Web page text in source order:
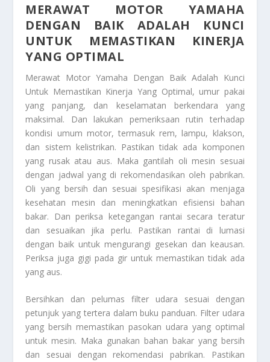
MERAWAT MOTOR YAMAHA
DENGAN BAIK ADALAH KUNCI
UNTUK MEMASTIKAN KINERJA
YANG OPTIMAL
Merawat Motor Yamaha Dengan Baik Adalah Kunci
Untuk Memastikan Kinerja Yang Optimal, umur pakai
yang panjang, dan keselamatan berkendara yang
maksimal. Dan lakukan pemeriksaan rutin terhadap
kondisi umum motor, termasuk rem, lampu, klakson,
dan sistem kelistrikan. Pastikan tidak ada komponen
yang rusak atau aus. Maka gantilah oli mesin sesuai
dengan jadwal yang di rekomendasikan oleh pabrikan.
Oli yang bersih dan sesuai spesifikasi akan menjaga
kesehatan mesin dan meningkatkan efisiensi bahan
bakar. Dan periksa ketegangan rantai secara teratur
dan sesuaikan jika perlu. Pastikan rantai di lumasi
dengan baik untuk mengurangi gesekan dan keausan.
Periksa juga gigi pada gir untuk memastikan tidak ada
yang aus.
Bersihkan dan pelumas filter udara sesuai dengan
petunjuk yang tertera dalam buku panduan. Filter udara
yang bersih memastikan pasokan udara yang optimal
untuk mesin. Maka gunakan bahan bakar yang bersih
dan sesuai dengan rekomendasi pabrikan. Pastikan